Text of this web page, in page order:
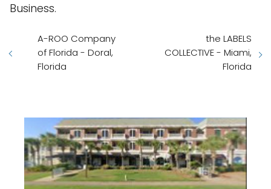
Business.
A-ROO Company
of Florida - Doral,
Florida
the LABELS
COLLECTIVE - Miami,
Florida